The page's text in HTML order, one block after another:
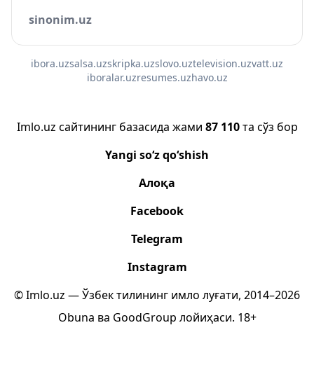
sinonim.uz
ibora.uzsalsa.uzskripka.uzslovo.uztelevision.uzvatt.uz
iboralar.uzresumes.uzhavo.uz
Imlo.uz сайтининг базасида жами 87 110та сўз бор
Yangi so‘z qo‘shish
Алоқа
Facebook
Telegram
Instagram
© Imlo.uz — Ўзбек тилининг имло луғати, 2014–2026
Obuna ва GoodGroup лойиҳаси. 18+